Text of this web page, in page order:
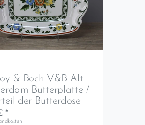
& Boch V&B Alt
Butterplatte /
der Butterdose
*